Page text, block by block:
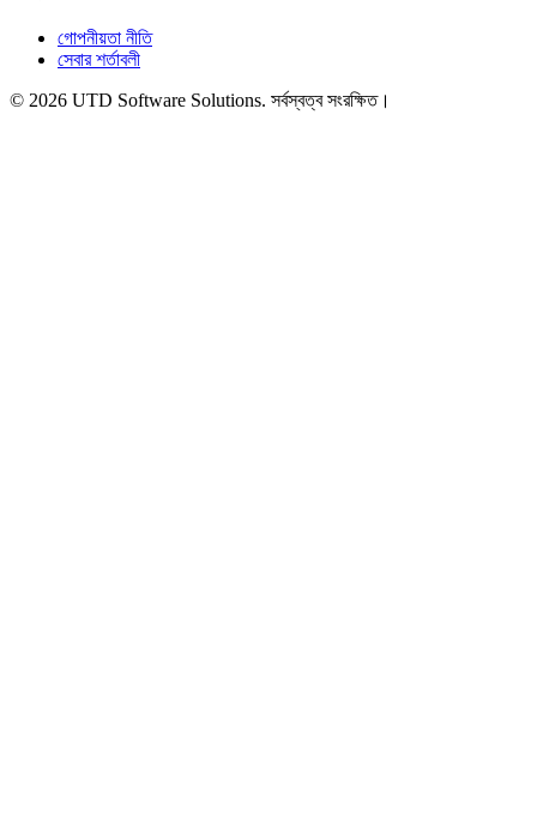
গোপনীয়তা নীতি
সেবার শর্তাবলী
© 2026 UTD Software Solutions. সর্বস্বত্ব সংরক্ষিত।